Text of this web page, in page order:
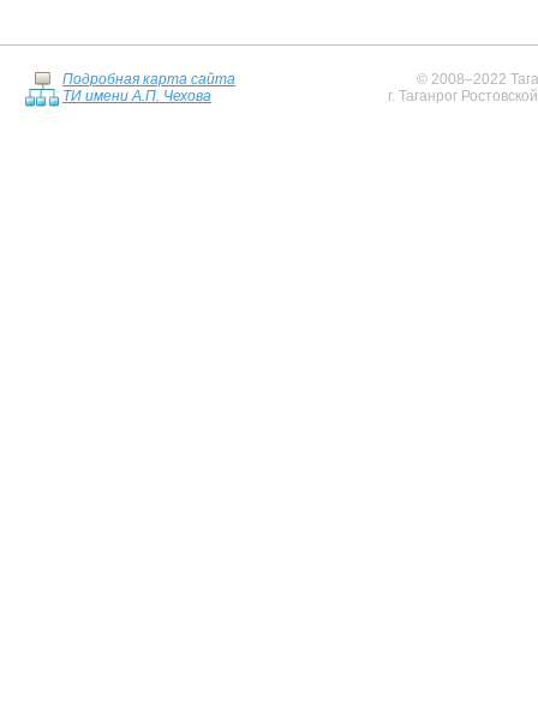
Подробная карта сайта
ТИ имени А.П. Чехова
© 2008–2022
г. Таганрог